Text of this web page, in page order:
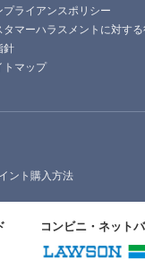
プライアンスポリシー
タマーハラスメントに対す
針
トマップ
ント購入方法
コンビニ・ネット